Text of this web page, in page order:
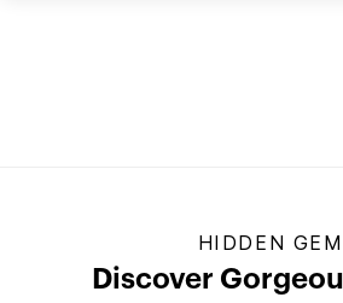
HIDDEN GEM
Discover